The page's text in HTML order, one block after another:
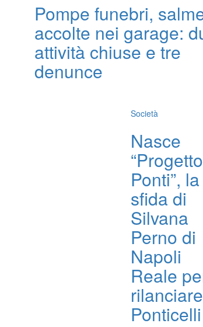
Pompe funebri,
accolte nei garage:
attività chiuse e tre
denunce
Società
Nasce
“Progetto
Ponti”, la
sfida di
Silvana
Perno di
Napoli
Reale
rilanciare
Ponticelli